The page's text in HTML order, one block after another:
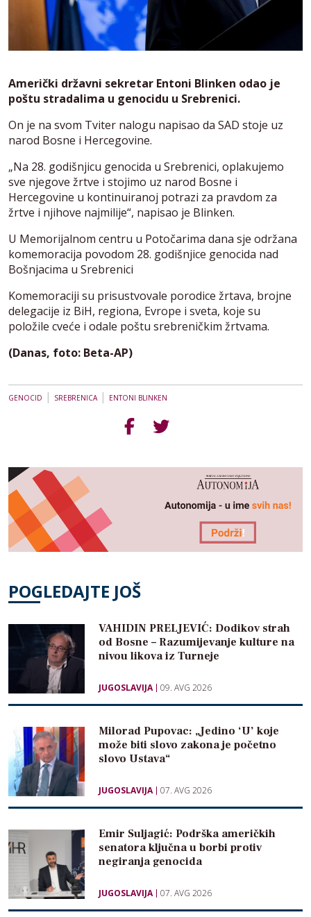
Američki državni sekretar Entoni Blinken odao je
poštu stradalima u genocidu u Srebrenici.
On je na svom Tviter nalogu napisao da SAD stoje uz
narod Bosne i Hercegovine.
„Na 28. godišnjicu genocida u Srebrenici, oplakujemo
sve njegove žrtve i stojimo uz narod Bosne i
Hercegovine u kontinuiranoj potrazi za pravdom za
žrtve i njihove najmilije“, napisao je Blinken.
U Memorijalnom centru u Potočarima dana sje održana
komemoracija povodom 28. godišnjice genocida nad
Bošnjacima u Srebrenici
Komemoraciji su prisustvovale porodice žrtava, brojne
delegacije iz BiH, regiona, Evrope i sveta, koje su
položile cveće i odale poštu srebreničkim žrtvama.
(Danas, foto: Beta-AP)
GENOCID | SREBRENICA| ENTONI BLINKEN
POGLEDAJTE JOŠ
VAHIDIN PRELJEVIĆ: Dodikov strah
od Bosne – Razumijevanje kulture na
nivou likova iz Turneje
JUGOSLAVIJA 09. AVG 2026
Milorad Pupovac: „Jedino ‘U’ koje
može biti slovo zakona je početno
slovo Ustava“
JUGOSLAVIJA 07. AVG 2026
Emir Suljagić: Podrška američkih
senatora ključna u borbi protiv
negiranja genocida
JUGOSLAVIJA 07. AVG 2026